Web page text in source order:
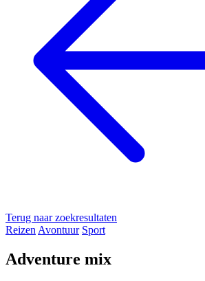
Terug naar zoekresultaten
Reizen Avontuur Sport
Adventure mix